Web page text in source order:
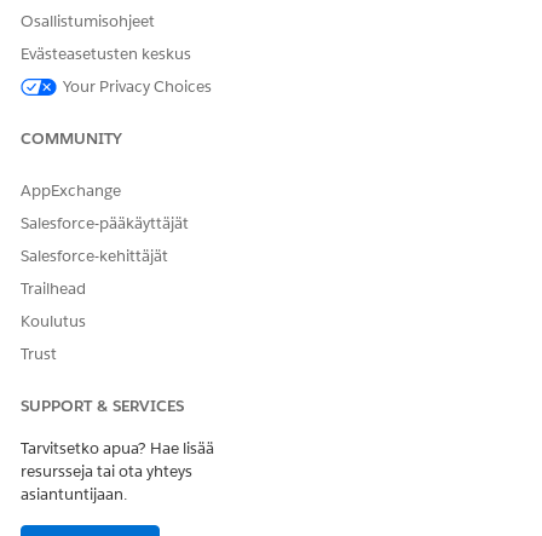
kommentit -kenttään
Järjestelmä päivittää vahinkotapahtuman, jotta sitä ei enää
käsitellä suurena vahinkotapahtumana. Banneri päivitetään
alennettu.
RATKAISIKO TÄMÄ ARTIKKELI ONGELMASI?
Osallistumisohjeet
Evästeasetusten keskus
Your Privacy Choices
COMMUNITY
AppExchange
Salesforce-pääkäyttäjät
Salesforce-kehittäjät
Trailhead
Koulutus
Trust
SUPPORT & SERVICES
Tarvitsetko apua? Hae lisää
resursseja tai ota yhteys
asiantuntijaan.